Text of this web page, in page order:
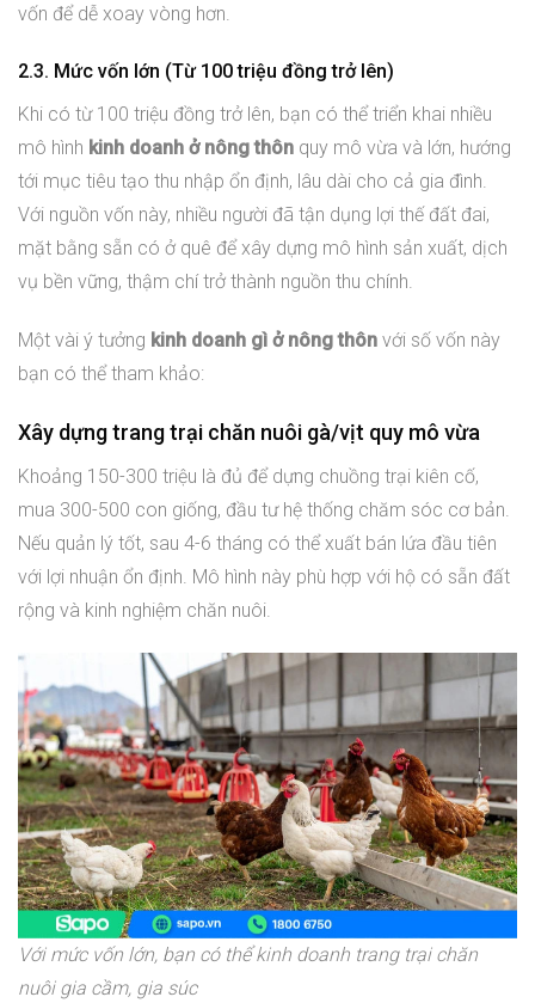
vốn để dễ xoay vòng hơn.
2.3. Mức vốn lớn (Từ 100 triệu đồng trở lên)
Khi có từ 100 triệu đồng trở lên, bạn có thể triển khai nhiều
mô hình kinh doanh ở nông thôn quy mô vừa và lớn, hướng
tới mục tiêu tạo thu nhập ổn định, lâu dài cho cả gia đình.
Với nguồn vốn này, nhiều người đã tận dụng lợi thế đất đai,
mặt bằng sẵn có ở quê để xây dựng mô hình sản xuất, dịch
vụ bền vững, thậm chí trở thành nguồn thu chính.
Một vài ý tưởng kinh doanh gì ở nông thôn với số vốn này
bạn có thể tham khảo:
Xây dựng trang trại chăn nuôi gà/vịt quy mô vừa
Khoảng 150-300 triệu là đủ để dựng chuồng trại kiên cố,
mua 300-500 con giống, đầu tư hệ thống chăm sóc cơ bản.
Nếu quản lý tốt, sau 4-6 tháng có thể xuất bán lứa đầu tiên
với lợi nhuận ổn định. Mô hình này phù hợp với hộ có sẵn đất
rộng và kinh nghiệm chăn nuôi.
Với mức vốn lớn, bạn có thể kinh doanh trang trại chăn
nuôi gia cầm, gia súc